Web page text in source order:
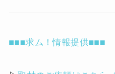
■■■求ム！情報提供■■■